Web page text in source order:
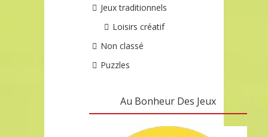
Jeux traditionnels
Loisirs créatif
Non classé
Puzzles
Au Bonheur Des Jeux